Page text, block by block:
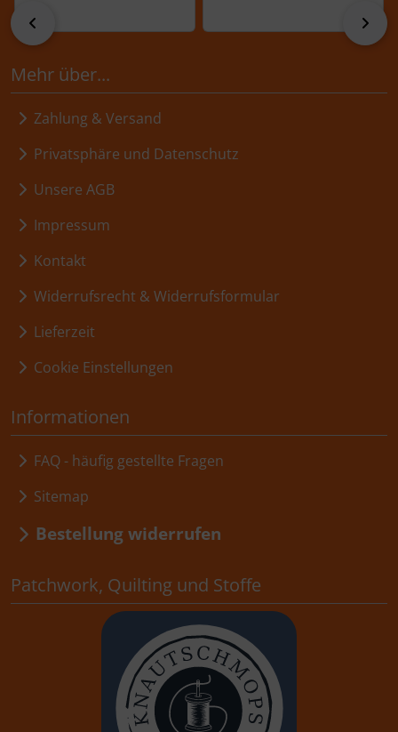
vor
Mehr über...
Zahlung & Versand
Privatsphäre und Datenschutz
Unsere AGB
Impressum
Kontakt
Widerrufsrecht & Widerrufsformular
Lieferzeit
Cookie Einstellungen
Informationen
FAQ - häufig gestellte Fragen
Sitemap
Bestellung widerrufen
Patchwork, Quilting und Stoffe